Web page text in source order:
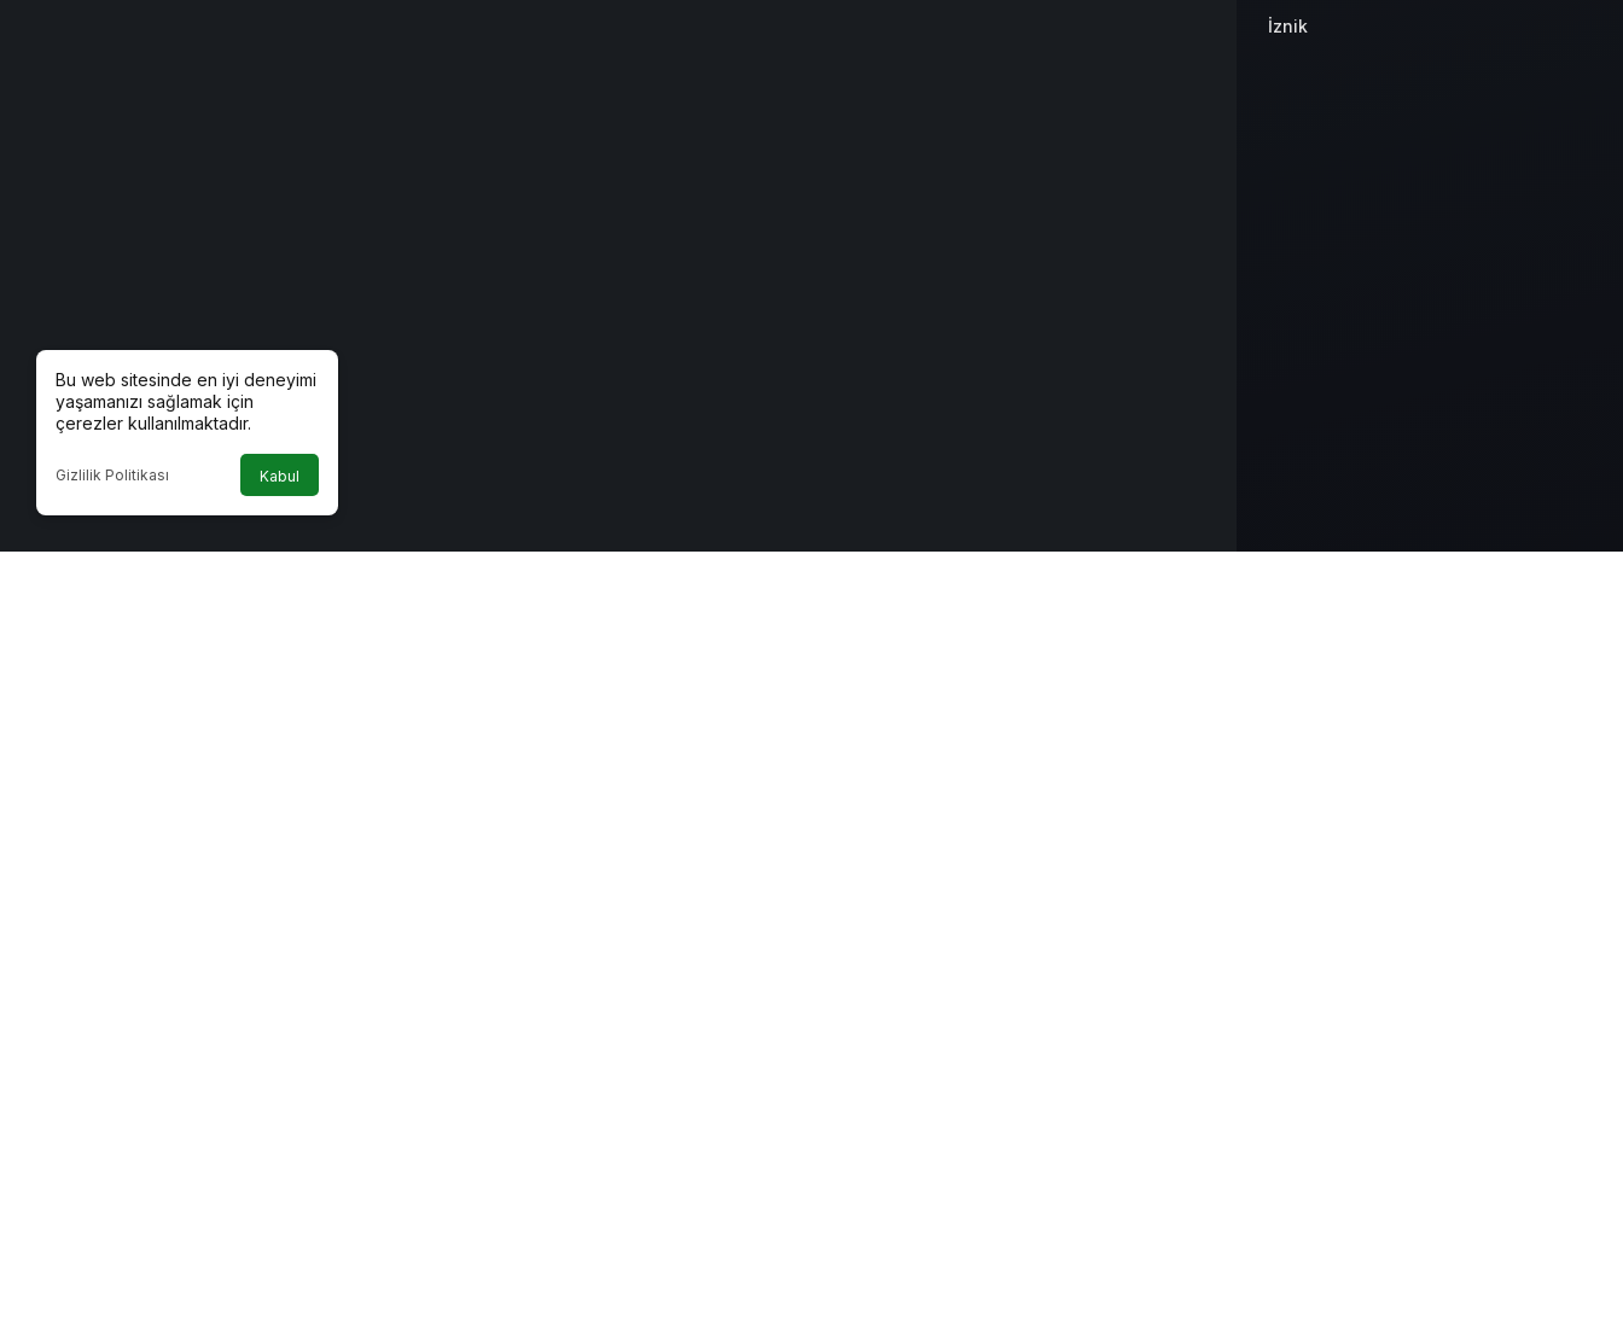
İznik
Bu web sitesinde en iyi deneyimi
yaşamanızı sağlamak için
çerezler kullanılmaktadır.
Gizlilik Politikası Kabul